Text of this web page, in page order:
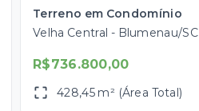
Terreno em Condomínio
Velha Central - Blumenau/SC
R$736.800,00
428,45 m² (Área Total)